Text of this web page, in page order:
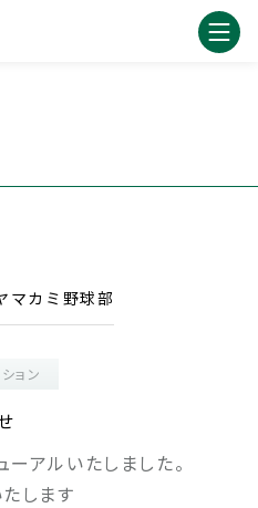
マカミ野球部
ョン
アルいたしました。
します